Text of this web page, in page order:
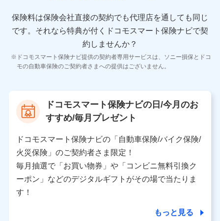
報、建物の構造や築年数などの情報、ペットの種類や年
齢などの情報などが含まれます。
【共同して利用する者の範囲】
当社
当社又は株式会社NTTドコモが提供する保険関連サービ
スにおけるユーザ登録受付および管理のため
を受けている保険会社・提携会社の保険その他に関する
情報を提供するため、また維持管理等の委託業務遂行の
ため、またそれらに付帯、関連する当社、株式会社NTT
ドコモおよび提携会社のサービスを案内、提供するため
（各サービスで取得したサービス利用履歴、ウェブサイ
トの閲覧履歴、購買履歴、ご契約内容等のパーソナルデ
ータを分析して、お客さまの趣味・嗜好・傾向に応じた
保険料は保険会社直接の契約でも代理店を通しても同じ
です。 それなら特典が付くドコモスマート保険ナビで契
約しませんか？
ドコモスマート保険ナビ提供の契約者専用サービスは、ソニー損保とドコ
モの自動車保険のご契約者さまへの提供はございません。
ドコモスマート保険ナビの日/今月のお
すすめ/毎月プレゼント
ドコモスマート保険ナビの「自動車保険/バイク保険/
火災保険」のご契約者さま限定！
毎月抽選で「お買い物券」や「コンビニ無料引換ク
ーポン」などのデジタルギフトがその場で当たりま
す！
もっと見る